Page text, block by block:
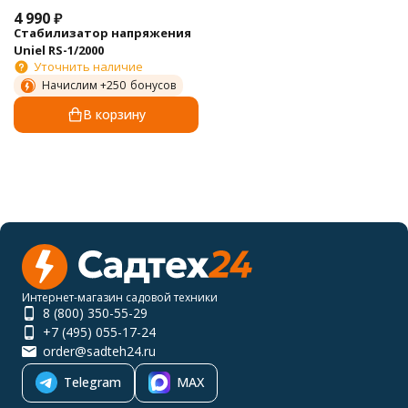
4 990₽
Стабилизатор напряжения
Uniel RS-1/2000
Уточнить наличие
Начислим +250 бонусов
В корзину
Интернет-магазин садовой техники
8 (800) 350-55-29
+7 (495) 055-17-24
order@sadteh24.ru
Telegram
MAX